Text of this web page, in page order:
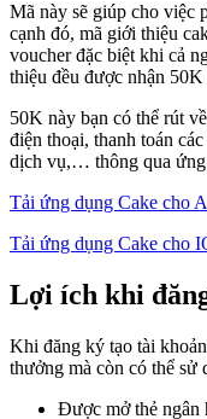
Mã này sẽ giúp cho việc
cạnh đó, mã giới thiệu
voucher đặc biệt khi cả
thiệu đều được nhận
50K này bạn có thể rút
điện thoại, thanh toán
dịch vụ,… thông qua ứng
Tải ứng dụng Cake cho
Tải ứng dụng Cake cho
Lợi ích khi
Khi đăng ký tạo tài
thưởng mà còn có thể sử
Được mở thẻ ngân